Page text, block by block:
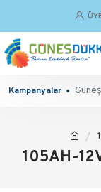
Kampanyalar
105AH-